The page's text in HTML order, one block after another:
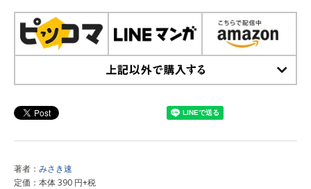
著者： みさき速
定価：本体 390 円+税